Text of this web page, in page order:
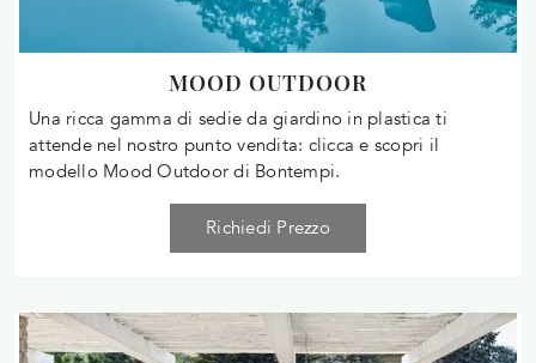
MOOD OUTDOOR
Una ricca gamma di sedie da giardino in plastica ti
attende nel nostro punto vendita: clicca e scopri il
modello Mood Outdoor di Bontempi.
Richiedi Prezzo